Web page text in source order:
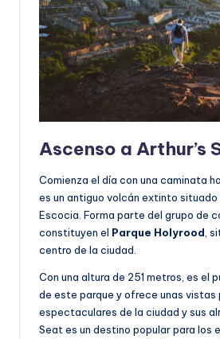
Ascenso a Arthur’s
Comienza el día con una caminata
es un antiguo volcán extinto situado
Escocia. Forma parte del grupo de
constituyen el Parque Holyrood ,
centro de la ciudad.
Con una altura de 251 metros, es el
de este parque y ofrece unas vistas
espectaculares de la ciudad y sus
Seat es un destino popular para los